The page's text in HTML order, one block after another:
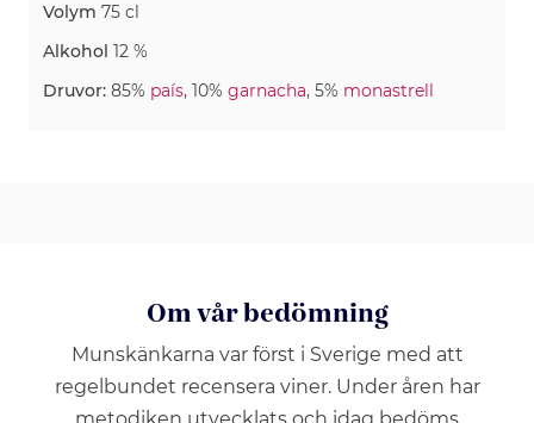
Volym 75 cl
Alkohol 12 %
Druvor: 85% país, 10% garnacha, 5% monastrell
Om vår bedömning
Munskänkarna var först i Sverige med att
regelbundet recensera viner. Under åren har